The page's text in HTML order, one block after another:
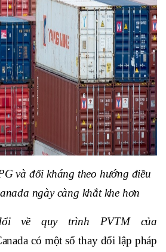
và đối kháng theo hướng điều
ngày càng khắt khe hơn
về quy trình PVTM của
có một số thay đổi lập pháp